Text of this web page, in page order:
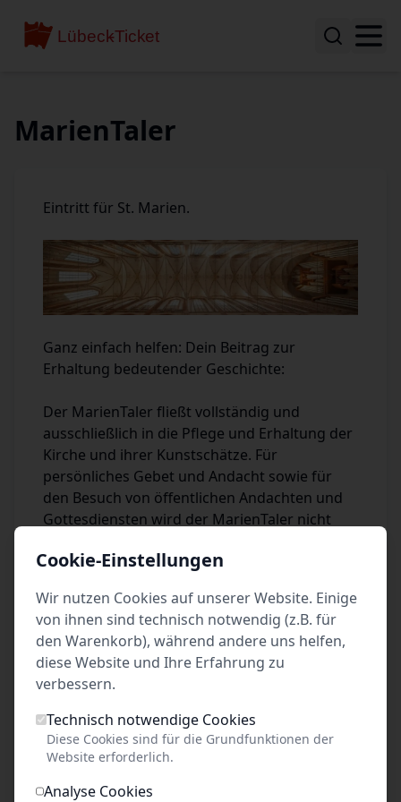
MarienTaler
Eintritt für St. Marien.
Ganz einfach helfen: Dein Beitrag zur
Erhaltung bedeutender Geschichte:
Der MarienTaler fließt vollständig und
ausschließlich in die Pflege und Erhaltung der
Kirche und ihrer Kunstschätze. Für
persönliches Gebet und Andacht sowie für
den Besuch von öffentlichen Andachten und
Gottesdiensten wird der MarienTaler nicht
Bitte wählen Sie ein Datum, an dem Sie die
Mo Di Mi Do Fr Sa So
3
4 5 6 7 8
10
11 12 13 14 15
16
24
25 26
Cookie-Einstellungen
Wir nutzen Cookies auf unserer Website. Einige
von ihnen sind technisch notwendig (z.B. für
den Warenkorb), während andere uns helfen,
diese Website und Ihre Erfahrung zu
verbessern.
Technisch notwendige Cookies
Diese Cookies sind für die Grundfunktionen der
Website erforderlich.
Analyse Cookies